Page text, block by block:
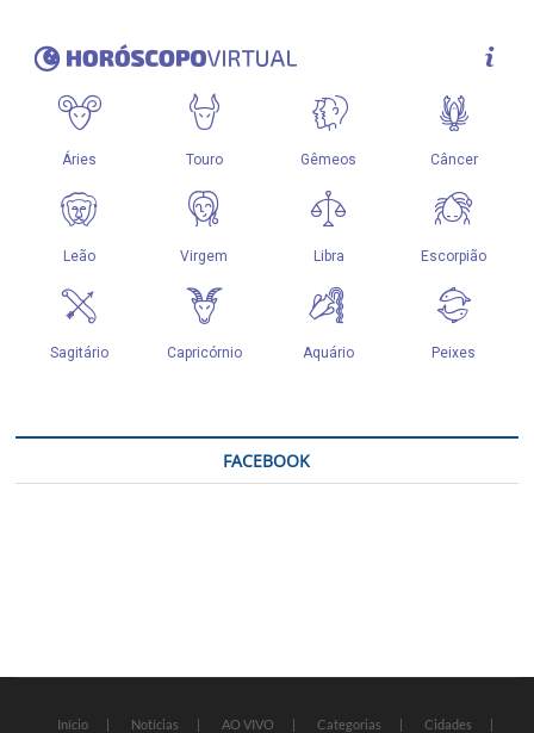
FACEBOOK
Início Notícias AO VIVO Categorias Cidades